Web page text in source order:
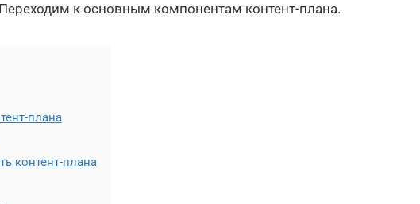
к основным компонентам контент-плана.
плана
контент-плана